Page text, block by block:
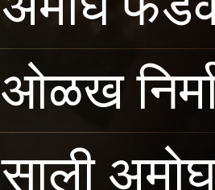
ओळख
साली
ओळख
साली